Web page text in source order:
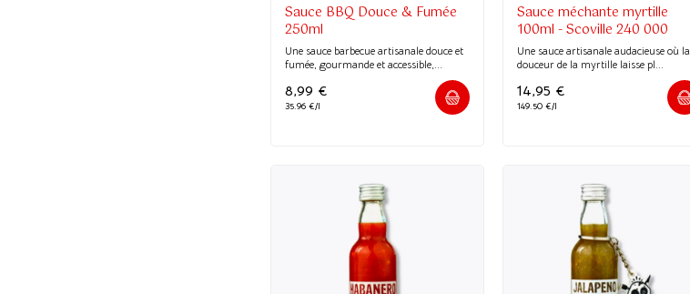
Sauce BBQ Douce & Fumée
250ml
Une sauce barbecue artisanale douce et
fumée, gourmande et accessible,...
8,99 €
35.96 €/l
Sauce méchante myrtille
100ml - Scoville 240 000
Une sauce artisanale audacieuse où la
douceur de la myrtille laisse pl...
14,95 €
149.50 €/l